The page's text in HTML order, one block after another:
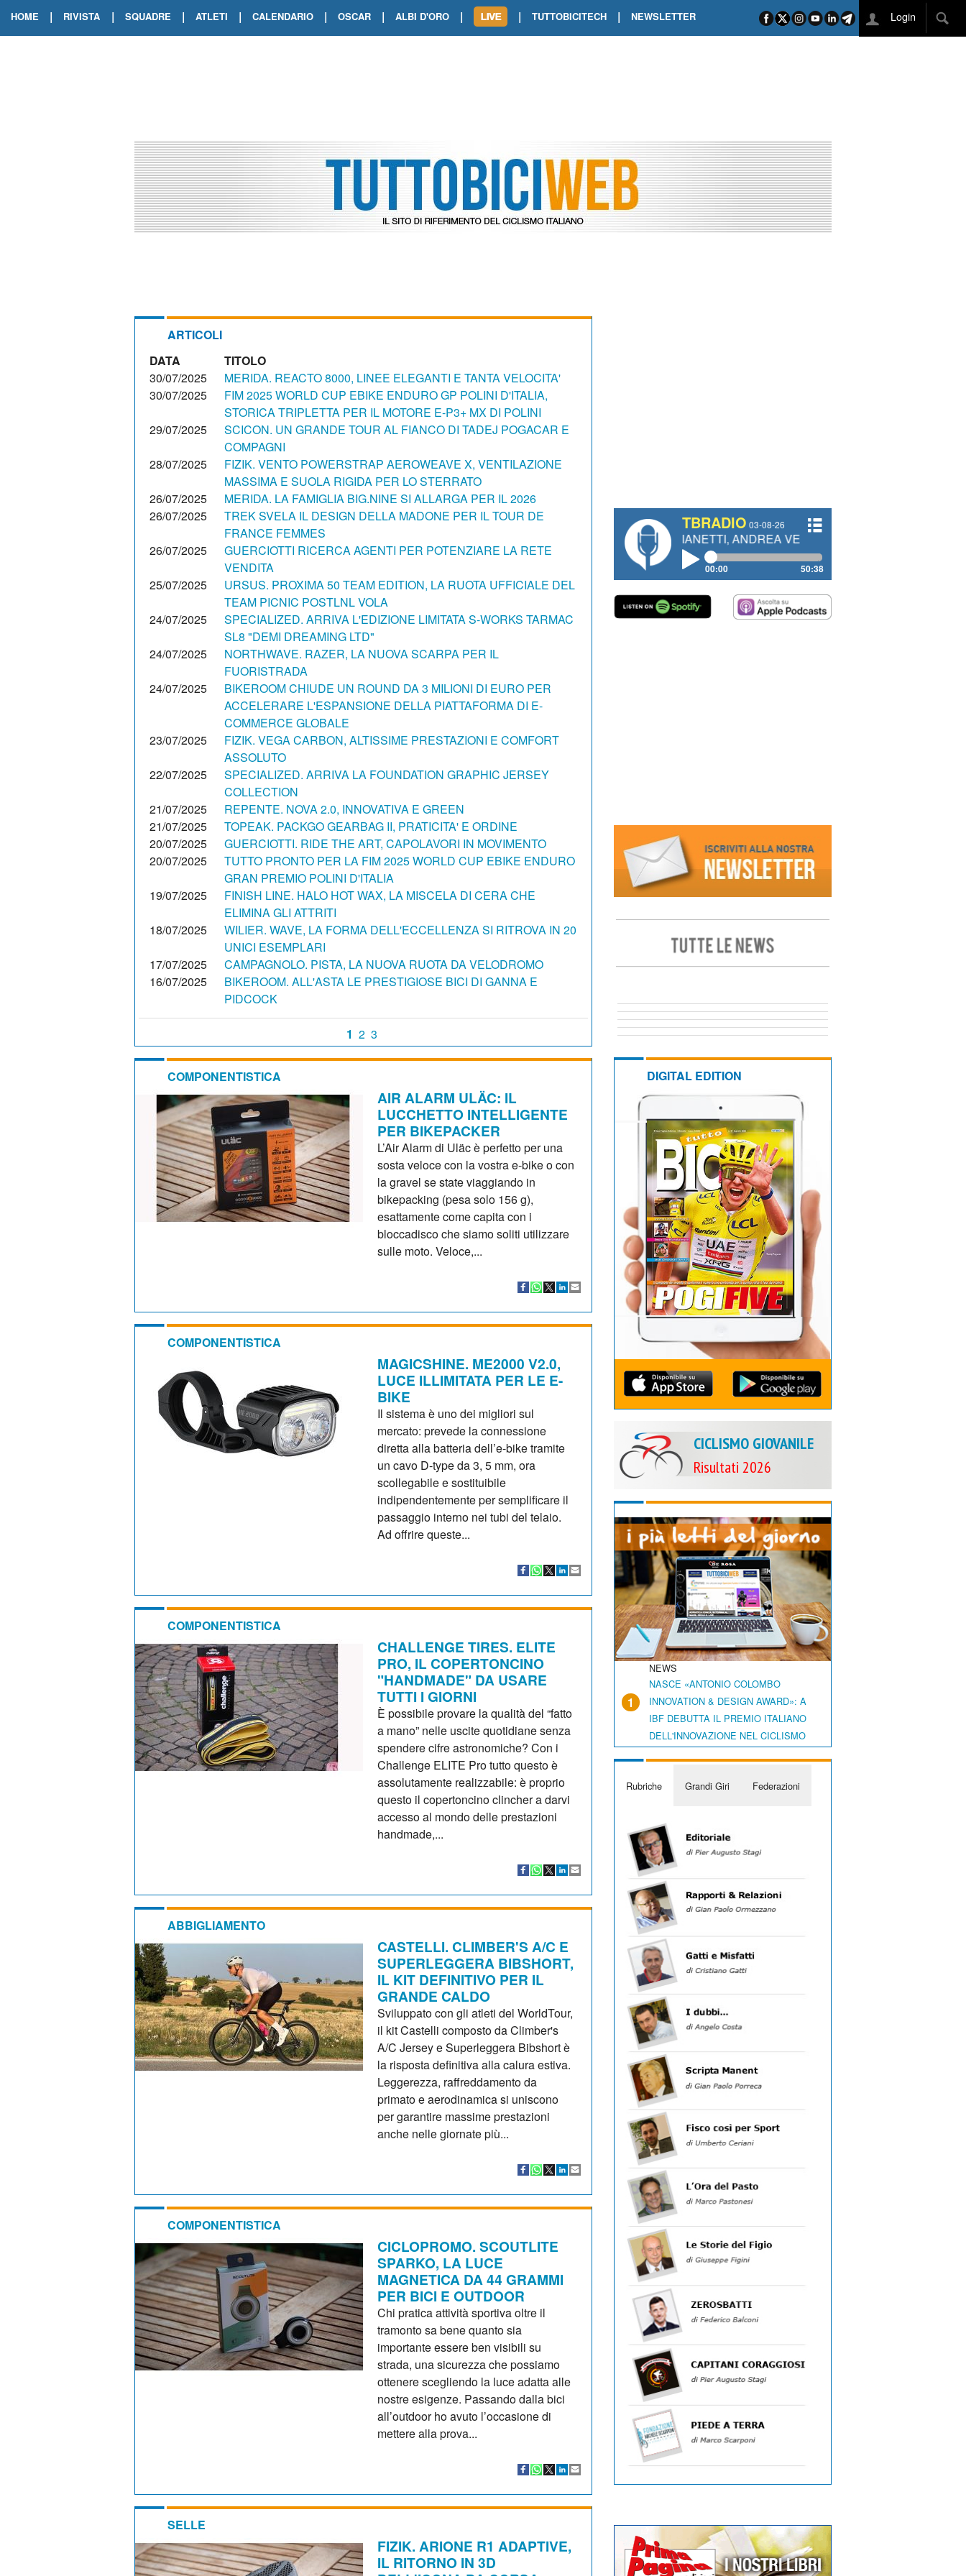
HOME | RIVISTA | SQUADRE | ATLETI | CALENDARIO | OSCAR | ALBI D'ORO |
TOUR DE FRANCE. ORCIERES-MERLETTE INCORONA CARAPAZ
TOUR DE FRANCE. A VOIRON TRIONFO DI PHILIPSEN SU SCHMID E KOOIJ
| TUTTOBICITECH | NEWSLETTER Login
ARTICOLI
DATA
TITOLO
30/07/2025
MERIDA. REACTO 8000, LINEE ELEGANTI E TANTA VELOCITA'
30/07/2025
FIM 2025 WORLD CUP EBIKE ENDURO GP POLINI D'ITALIA,
STORICA TRIPLETTA PER IL MOTORE E-P3+ MX DI POLINI
29/07/2025
SCICON. UN GRANDE TOUR AL FIANCO DI TADEJ POGACAR E
COMPAGNI
28/07/2025
FIZIK. VENTO POWERSTRAP AEROWEAVE X, VENTILAZIONE
MASSIMA E SUOLA RIGIDA PER LO STERRATO
26/07/2025
MERIDA. LA FAMIGLIA BIG.NINE SI ALLARGA PER IL 2026
26/07/2025
TREK SVELA IL DESIGN DELLA MADONE PER IL TOUR DE
FRANCE FEMMES
26/07/2025
GUERCIOTTI RICERCA AGENTI PER POTENZIARE LA RETE
VENDITA
25/07/2025
URSUS. PROXIMA 50 TEAM EDITION, LA RUOTA UFFICIALE DEL
TEAM PICNIC POSTLNL VOLA
24/07/2025
SPECIALIZED. ARRIVA L'EDIZIONE LIMITATA S-WORKS TARMAC
SL8 "DEMI DREAMING LTD"
24/07/2025
NORTHWAVE. RAZER, LA NUOVA SCARPA PER IL
FUORISTRADA
24/07/2025
BIKEROOM CHIUDE UN ROUND DA 3 MILIONI DI EURO PER
ACCELERARE L'ESPANSIONE DELLA PIATTAFORMA DI E-
COMMERCE GLOBALE
23/07/2025
FIZIK. VEGA CARBON, ALTISSIME PRESTAZIONI E COMFORT
ASSOLUTO
22/07/2025
SPECIALIZED. ARRIVA LA FOUNDATION GRAPHIC JERSEY
COLLECTION
21/07/2025
REPENTE. NOVA 2.0, INNOVATIVA E GREEN
21/07/2025
TOPEAK. PACKGO GEARBAG II, PRATICITA' E ORDINE
20/07/2025
GUERCIOTTI. RIDE THE ART, CAPOLAVORI IN MOVIMENTO
20/07/2025
TUTTO PRONTO PER LA FIM 2025 WORLD CUP EBIKE ENDURO
GRAN PREMIO POLINI D'ITALIA
19/07/2025
FINISH LINE. HALO HOT WAX, LA MISCELA DI CERA CHE
ELIMINA GLI ATTRITI
18/07/2025
WILIER. WAVE, LA FORMA DELL'ECCELLENZA SI RITROVA IN 20
UNICI ESEMPLARI
17/07/2025
CAMPAGNOLO. PISTA, LA NUOVA RUOTA DA VELODROMO
16/07/2025
BIKEROOM. ALL'ASTA LE PRESTIGIOSE BICI DI GANNA E
PIDCOCK
1 2 3
COMPONENTISTICA
AIR ALARM ULÄC: IL
LUCCHETTO INTELLIGENTE
PER BIKEPACKER
L’Air Alarm di Uläc è perfetto per una
sosta veloce con la vostra e-bike o con
la gravel se state viaggiando in
bikepacking (pesa solo 156 g),
esattamente come capita con i
bloccadisco che siamo soliti utilizzare
sulle moto. Veloce,...
COMPONENTISTICA
MAGICSHINE. ME2000 V2.0,
LUCE ILLIMITATA PER LE E-
BIKE
Il sistema è uno dei migliori sul
mercato: prevede la connessione
diretta alla batteria dell’e-bike tramite
un cavo D-type da 3, 5 mm, ora
scollegabile e sostituibile
indipendentemente per semplificare il
passaggio interno nei tubi del telaio.
Ad offrire queste...
COMPONENTISTICA
CHALLENGE TIRES. ELITE
PRO, IL COPERTONCINO
"HANDMADE" DA USARE
TUTTI I GIORNI
È possibile provare la qualità del “fatto
a mano” nelle uscite quotidiane senza
spendere cifre astronomiche? Con i
Challenge ELITE Pro tutto questo è
assolutamente realizzabile: è proprio
questo il copertoncino clincher a darvi
accesso al mondo delle prestazioni
handmade,...
ABBIGLIAMENTO
CASTELLI. CLIMBER'S A/C E
SUPERLEGGERA BIBSHORT,
IL KIT DEFINITIVO PER IL
GRANDE CALDO
Sviluppato con gli atleti del WorldTour,
il kit Castelli composto da Climber's
A/C Jersey e Superleggera Bibshort è
la risposta definitiva alla calura estiva.
Leggerezza, raffreddamento da
primato e aerodinamica si uniscono
per garantire massime prestazioni
anche nelle giornate più...
COMPONENTISTICA
CICLOPROMO. SCOUTLITE
SPARKO, LA LUCE
MAGNETICA DA 44 GRAMMI
PER BICI E OUTDOOR
Chi pratica attività sportiva oltre il
tramonto sa bene quanto sia
importante essere ben visibili su
strada, una sicurezza che possiamo
ottenere scegliendo la luce adatta alle
nostre esigenze. Passando dalla bici
all’outdoor ho avuto l’occasione di
mettere alla prova...
SELLE
FIZIK. ARIONE R1 ADAPTIVE,
IL RITORNO IN 3D
TBRADIO 03-08-26
#334 CHARLY WEGELIUS, MAURO GIANETTI, ANDREA VENDRAME, FILIPPO FIORELLI
00:00 50:38
DIGITAL EDITION
CICLISMO GIOVANILE
Risultati 2026
1
NEWS
NASCE «ANTONIO COLOMBO
INNOVATION & DESIGN AWARD»: A
IBF DEBUTTA IL PREMIO ITALIANO
DELL'INNOVAZIONE NEL CICLISMO
Rubriche Grandi Giri Federazioni